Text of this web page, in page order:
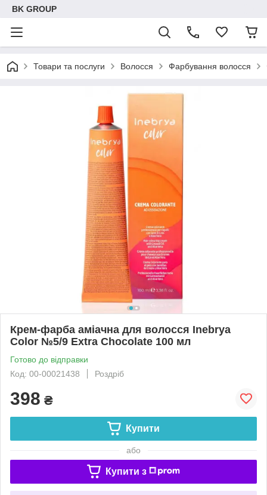
BK GROUP
Товари та послуги Волосся Фарбування волосся
Крем-фарба аміачна для волосся Inebrya
Сolor №5/9 Extra Chocolate 100 мл
Готово до відправки
Код: 00-00021438
Роздріб
398 ₴
Купити
або
Купити з